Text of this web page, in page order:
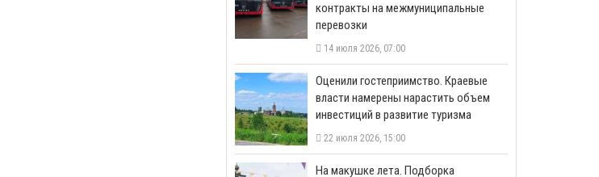
контракты на межмуниципальные
перевозки
14 июля 2026, 07:00
Оценили гостеприимство. Краевые
власти намерены нарастить объем
инвестиций в развитие туризма
22 июля 2026, 15:00
На макушке лета. Подборка